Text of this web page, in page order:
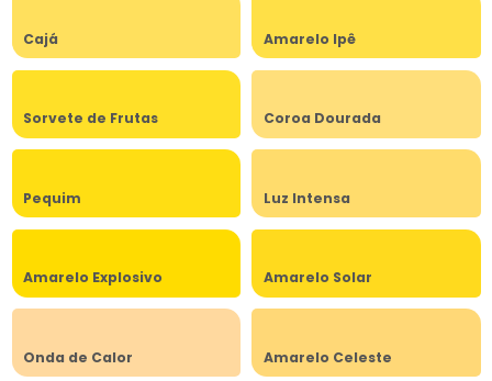
Cajá Amarelo Ipê
Sorvete de Frutas Coroa Dourada
Pequim Luz Intensa
Amarelo Explosivo Amarelo Solar
Onda de Calor Amarelo Celeste